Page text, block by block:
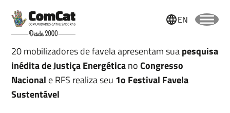
EN
20 mobilizadores de favela apresentam suapesquisa
inédita de Justiça EnergéticanoCongresso
Nacional e RFS realiza seu 1o Festival Favela
Sustentável